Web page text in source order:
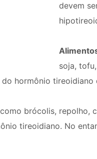
devem
soja,
hormônio
brócolis, repolho,
tireoidiano. No